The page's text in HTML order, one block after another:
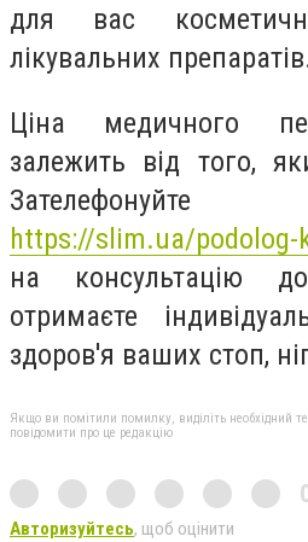
для вас
лікувальних
Ціна медичного
залежить від того,
https://slim.ua/podolog-
на консультацію
отримаєте
здоров'я ваших стоп,
Якщо ви помітили помилку, виділіть необхідний
повідомити про це редакцію
Авторизуйтесь, щоб оцінити